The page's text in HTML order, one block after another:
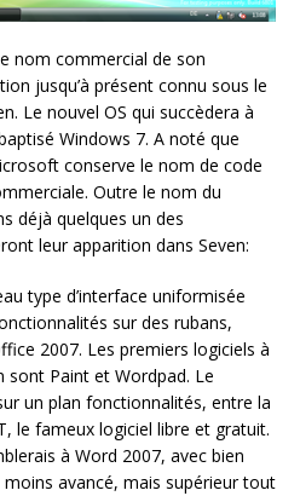
nom commercial de son
jusqu’à présent connu sous le
Le nouvel OS qui succèdera à
Windows 7. A noté que
conserve le nom de code
Outre le nom du
déjà quelques un des
leur apparition dans Seven:
type d’interface uniformisée
sur des rubans,
2007. Les premiers logiciels à
Paint et Wordpad. Le
un plan fonctionnalités, entre la
le fameux logiciel libre et gratuit.
à Word 2007, avec bien
avancé, mais supérieur tout